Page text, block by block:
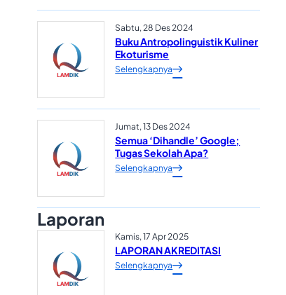
Sabtu, 28 Des 2024
Buku Antropolinguistik Kuliner
Ekoturisme
Selengkapnya
Jumat, 13 Des 2024
Semua ‘Dihandle’ Google;
Tugas Sekolah Apa?
Selengkapnya
Laporan
Kamis, 17 Apr 2025
LAPORAN AKREDITASI
Selengkapnya